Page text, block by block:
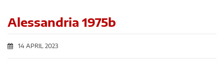
Alessandria 1975b
14 APRIL 2023